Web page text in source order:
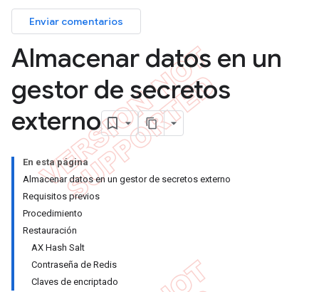
Enviar comentarios
Almacenar datos en un
gestor de secretos
externo
En esta página
Almacenar datos en un gestor de secretos externo
Requisitos previos
Procedimiento
Restauración
AX Hash Salt
Contraseña de Redis
Claves de encriptado